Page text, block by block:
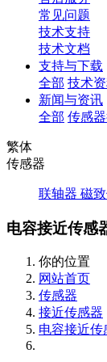
常见问题
技术支持
技术文档
支持与下载
全部 技术
新闻与资讯
全部 传感
繁体
传感器
联轴器 磁
电容接近传感
你的位置
网站首页
传感器
接近传感器
电容接近传